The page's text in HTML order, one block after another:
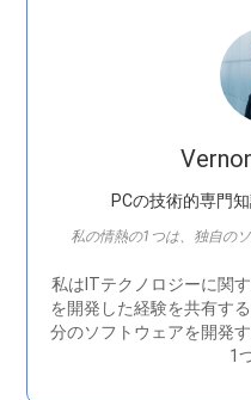
PCの技術的専門
私の情熱の1つは、独自の
私はITテクノロジーに関
を開発した経験を共有す
分のソフトウェアを開発
1